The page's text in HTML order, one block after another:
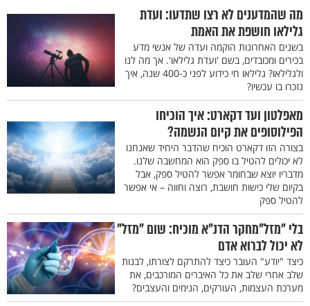
מה שהמדענים לא רצו שתדעו: ועדת
גלילאו חושפת את האמת
בשנים האחרונות הוקמה ועדה של אנשי מדע
בכירים ומכובדים, בשם 'ועדת גלילאו'. אך מה לנו
ולגלילאו? גלילאו חי כידוע לפני כ-400 שנה, איך
נזכרו בו עכשיו?
מאפלטון ועד דקארט: איך הוכיחו
הפילוסופים את קיום הנשמה?
בצורה הזו דקארט הוכיח שהדבר היחיד שאנחנו
לא יכולים להטיל בו ספק הוא המחשבה שלנו.
מדבריו יוצא שבחומר אפשר להטיל ספק, אבל
בקיום שלי כישות חושבת, רוצה וחווה – אי אפשר
להטיל ספק
בלי "מזל"מחקר הדנ"א מוכיח: שום "מזל"
לא יכול לברוא אדם
כיצד "יודע" העובר כיצד להתרקם לצורתו, לבנות
שלב אחרי שלב את כל האיברים המורכבים, את
מערכת העצמות, העורקים, הנימים והעצבים?